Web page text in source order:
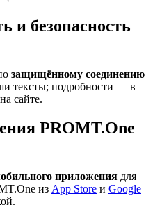
и безопасность
защищённому соединению
тексты; подробности — в
на сайте.
PROMT.One
приложения для
из App Store и Google